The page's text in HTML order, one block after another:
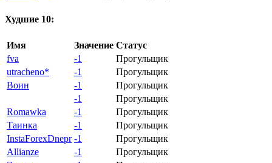
Худшие 10:
Имя Значение Статус
fva
-1
Прогульщик
utracheno*
-1
Прогульщик
Воин
-1
Прогульщик
-1
Прогульщик
Romawka
-1
Прогульщик
Таинка
-1
Прогульщик
InstaForexDnepr -1
Прогульщик
Allianze
-1
Прогульщик